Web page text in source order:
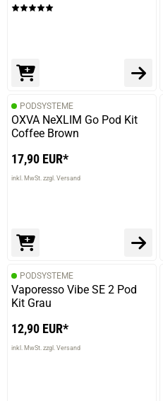
PODSYSTEME
OXVA NeXLIM Go Pod Kit
Coffee Brown
17,90 EUR*
inkl. MwSt. zzgl. Versand
PODSYSTEME
Vaporesso Vibe SE 2 Pod
Kit Grau
12,90 EUR*
inkl. MwSt. zzgl. Versand